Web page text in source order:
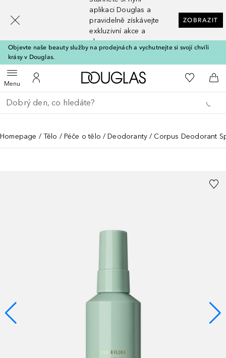
aplikaci Douglas a
pravidelně získávejte
exkluzivní akce a
slevy
ZOBRAZIT
Objevte naše beauty služby na prodejnách a vychutnejte si svojí chvíli
krásy v Douglas.
MenuOtevřít menuK mému účtu
Domů K mému
Do
Vraťte se
Proveďte vyhledávání
Homepage Tělo Péče o tělo Deodoranty Corpus Deodorant
[navigation.slideout.screenreader]